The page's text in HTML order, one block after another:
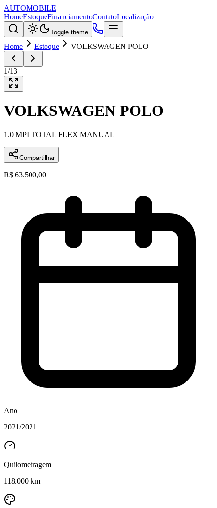
AUTOMOBILE
HomeEstoqueFinanciamentoContatoLocalização
Toggle theme
Home Estoque VOLKSWAGEN POLO
1/13
VOLKSWAGEN POLO
1.0 MPI TOTAL FLEX MANUAL
Compartilhar
R$ 63.500,00
Ano
2021/2021
Quilometragem
118.000 km